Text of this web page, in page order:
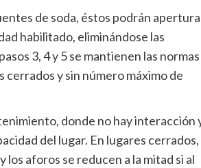
de soda, éstos podrán
habilitado, eliminándose las
3, 4 y 5 se mantienen las normas
cerrados y sin número máximo de
donde no hay interacción
del lugar. En lugares cerrados,
aforos se reducen a la mitad si al